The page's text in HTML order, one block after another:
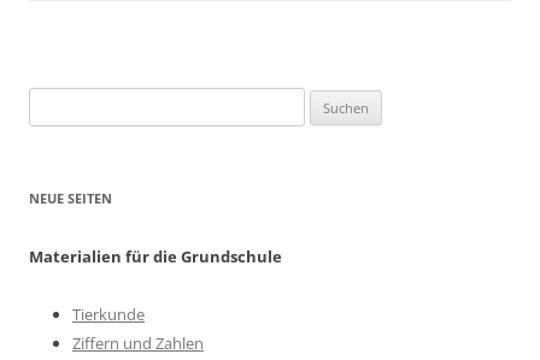
nach:
NEUE SEITEN
Materialien für die Grundschule
Tierkunde
Ziffern und Zahlen